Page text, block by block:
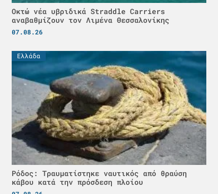
Οκτώ νέα υβριδικά Straddle Carriers
αναβαθμίζουν τον Λιμένα Θεσσαλονίκης
07.08.26
Ελλάδα
Ρόδος: Τραυματίστηκε ναυτικός από θραύση
κάβου κατά την πρόσδεση πλοίου